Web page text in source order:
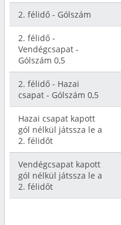
2. félidő - Gólszám
2. félidő -
Vendégcsapat -
Gólszám 0,5
2. félidő - Hazai
csapat - Gólszám 0,5
Hazai csapat kapott
gól nélkül játssza le a
2. félidőt
Vendégcsapat kapott
gól nélkül játssza le a
2. félidőt